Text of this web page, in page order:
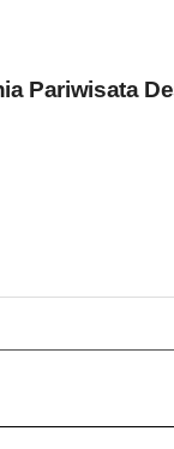
Pariwisata